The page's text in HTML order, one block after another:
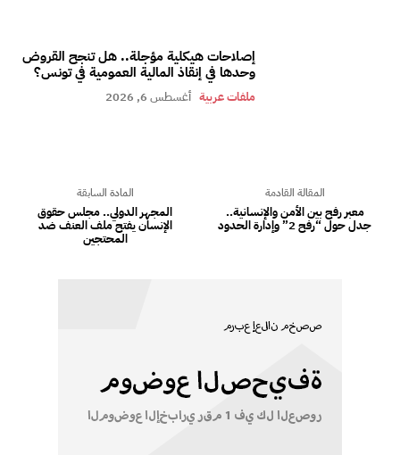
إصلاحات هيكلية مؤجلة.. هل تنجح القروض
وحدها في إنقاذ المالية العمومية في تونس؟
ملفات عربية أغسطس 6, 2026
المادة السابقة
المجهر الدولي.. مجلس حقوق
الإنسان يفتح ملف العنف ضد
المحتجين
المقالة القادمة
معبر رفح بين الأمن والإنسانية..
جدل حول “رفح 2” وإدارة الحدود